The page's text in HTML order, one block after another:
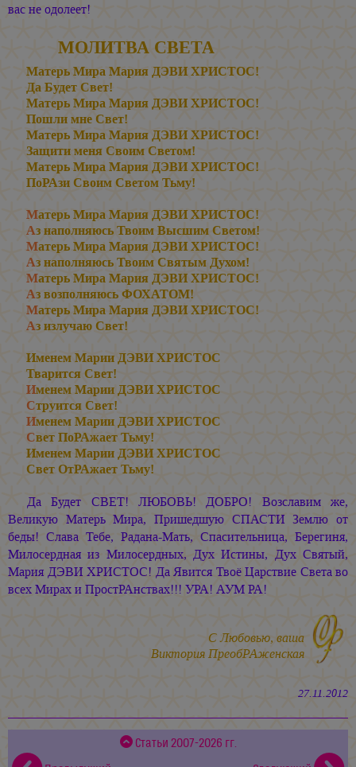
вас не одолеет!
МОЛИТВА СВЕТА
Матерь МираМария ДЭВИ ХРИСТОС!
Да Будет Свет!
Матерь МираМария ДЭВИ ХРИСТОС!
Пошли мне Свет!
Матерь МираМария ДЭВИ ХРИСТОС!
Защити меня Своим Светом!
Матерь МираМария ДЭВИ ХРИСТОС!
ПоРАзи Своим Светом Тьму!
Матерь МираМария ДЭВИ ХРИСТОС!
Аз наполняюсь Твоим Высшим Светом!
Матерь МираМария ДЭВИ ХРИСТОС!
Аз наполняюсь Твоим Святым Духом!
Матерь МираМария ДЭВИ ХРИСТОС!
Аз возполняюсь ФОХАТОМ!
Матерь МираМария ДЭВИ ХРИСТОС!
Аз излучаю Свет!
ИменемМарии ДЭВИ ХРИСТОС
Тварится Свет!
ИменемМарии ДЭВИ ХРИСТОС
Струится Свет!
ИменемМарии ДЭВИ ХРИСТОС
Свет ПоРАжает Тьму!
ИменемМарии ДЭВИ ХРИСТОС
Свет ОтРАжает Тьму!
Да Будет СВЕТ! ЛЮБОВЬ! ДОБРО! Возславим же,
Великую Матерь Мира, Пришедшую СПАСТИ Землю от
беды! Слава Тебе, Радана-Мать, Спасительница, Берегиня,
Милосердная из Милосердных, Дух Истины, Дух Святый,
Мария ДЭВИ ХРИСТОС! Да Явится Твоё Царствие Света во
всех Мирах и ПростРАнствах!!! УРА! АУМ РА!
С Любовью, ваша
Виктория ПреобРАженская
27.11.2012
Статьи 2007-2026 гг.